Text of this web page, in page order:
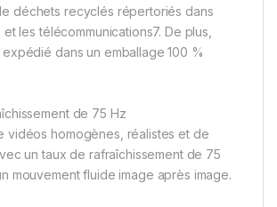
déchets recyclés répertoriés dans
et les télécommunications7. De plus,
dans un emballage 100 %
de 75 Hz
vidéos homogènes, réalistes et de
un taux de rafraîchissement de 75
mouvement fluide image après image.